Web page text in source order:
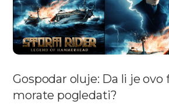
Gospodar oluje: Da li je
morate pogledati?